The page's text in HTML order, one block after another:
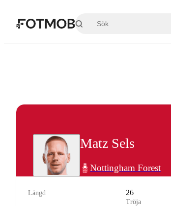
Matz Sels
Nottingham Forest
Längd 26
Tröja